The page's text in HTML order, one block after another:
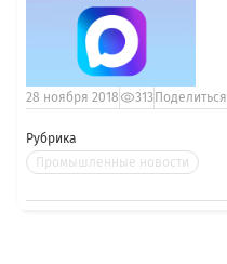
Рубрика
Промышленные новости
28 ноября 2018 313 Поделиться